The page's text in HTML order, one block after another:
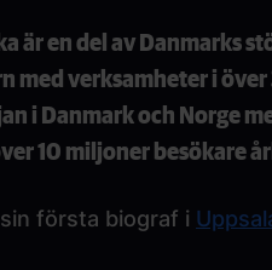
är en del av Danmarks
med verksamheter i
i Danmark och Norge
10 miljoner besökare
första biograf i